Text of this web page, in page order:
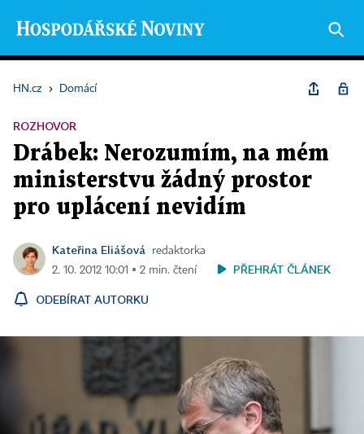
HN.cz › Domácí
ROZHOVOR
Drábek: Nerozumím, na mém
ministerstvu žádný prostor
pro uplácení nevidím
Kateřina Eliášová
redaktorka
2. 10. 2012 10:01 ▪ 2 min. čtení
PŘEHRÁT ČLÁNEK
ODEBÍRAT AUTORKU